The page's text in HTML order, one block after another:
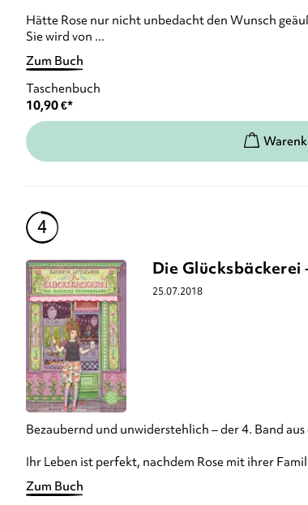
Hätte Rose nur nicht unbedacht den Wunsch
Sie wird von ...
Zum Buch
Taschenbuch
10,90€*
Die Glücksbäckerei
25.07.2018
Bezaubernd und unwiderstehlich – der 4. Band aus
Ihr Leben ist perfekt, nachdem Rose mit ihrer
Zum Buch